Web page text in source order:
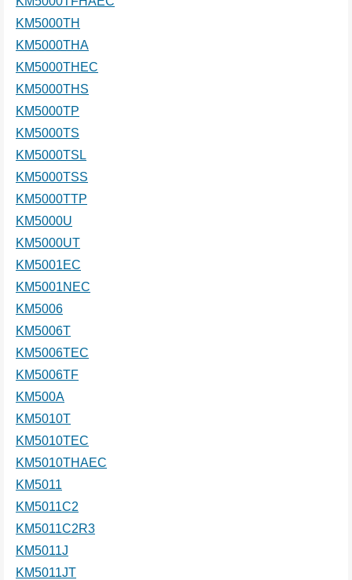
KM5000TH
KM5000THA
KM5000THEC
KM5000THS
KM5000TP
KM5000TS
KM5000TSL
KM5000TSS
KM5000TTP
KM5000U
KM5000UT
KM5001EC
KM5001NEC
KM5006
KM5006T
KM5006TEC
KM5006TF
KM500A
KM5010T
KM5010TEC
KM5010THAEC
KM5011
KM5011C2
KM5011C2R3
KM5011J
KM5011JT